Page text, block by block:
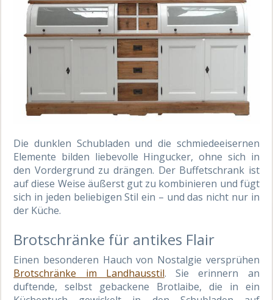
Die dunklen Schubladen und die schmiedeeisernen
Elemente bilden liebevolle Hingucker, ohne sich in
den Vordergrund zu drängen. Der Buffetschrank ist
auf diese Weise äußerst gut zu kombinieren und fügt
sich in jeden beliebigen Stil ein – und das nicht nur in
der Küche.
Brotschränke für antikes Flair
Einen besonderen Hauch von Nostalgie versprühen
Brotschränke im Landhausstil. Sie erinnern an
duftende, selbst gebackene Brotlaibe, die in ein